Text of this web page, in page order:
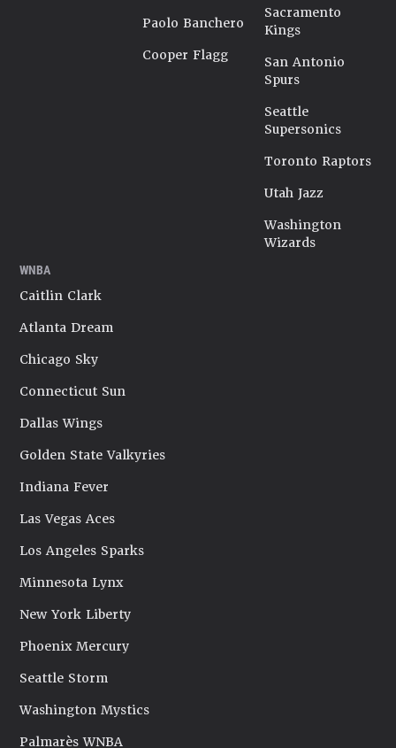
Paolo Banchero
Cooper Flagg
Sacramento
Kings
San Antonio
Spurs
Seattle
Supersonics
Toronto Raptors
Utah Jazz
Washington
Wizards
WNBA
Caitlin Clark
Atlanta Dream
Chicago Sky
Connecticut Sun
Dallas Wings
Golden State Valkyries
Indiana Fever
Las Vegas Aces
Los Angeles Sparks
Minnesota Lynx
New York Liberty
Phoenix Mercury
Seattle Storm
Washington Mystics
Palmarès WNBA